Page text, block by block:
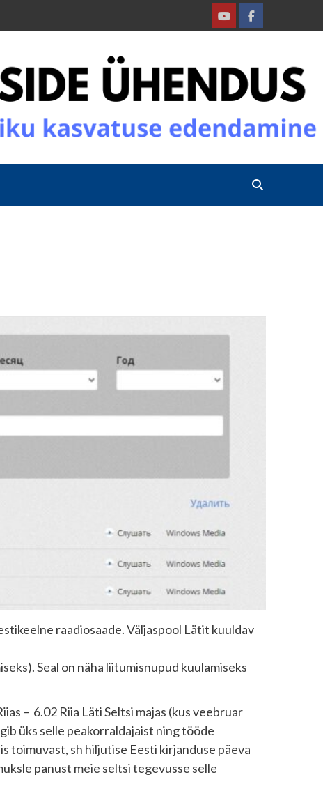
YoutubeFacebook
raadiosaade. Väljaspool Lätit kuuldav
Seal on näha liitumisnupud kuulamiseks
– 6.02 Riia Läti Seltsi majas (kus veebruar
üks selle peakorraldajaist ning tööde
toimuvast, sh hiljutise Eesti kirjanduse päeva
panust meie seltsi tegevusse selle